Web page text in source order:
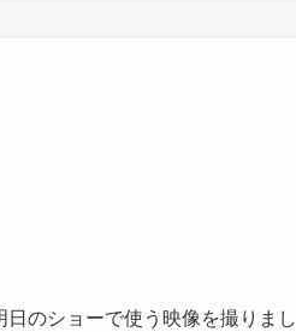
のショーで使う映像を撮りまし